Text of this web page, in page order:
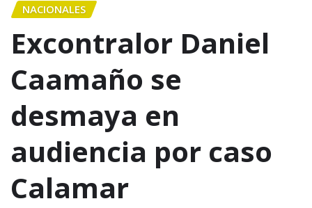
NACIONALES
Excontralor Daniel
Caamaño se
desmaya en
audiencia por caso
Calamar